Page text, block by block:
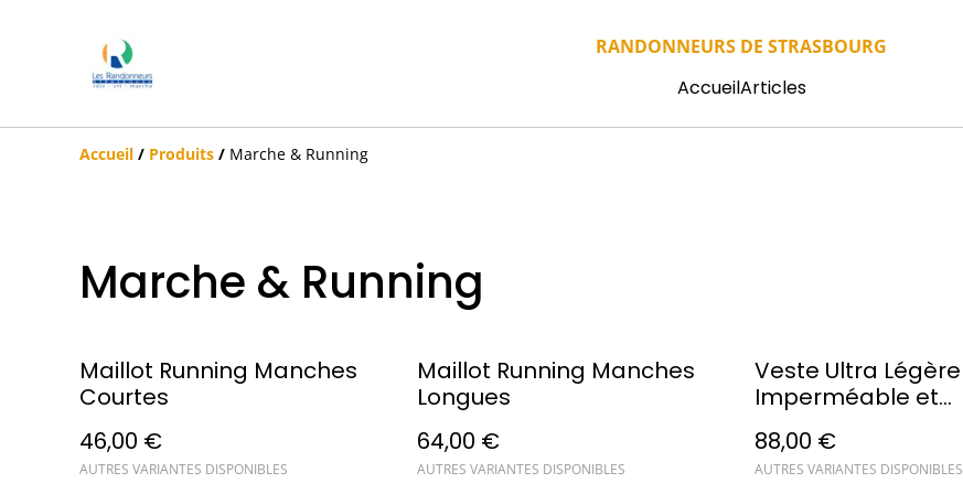
RANDONNEURS DE STRASBOURG
AccueilArticles
Accueil / Produits / Marche & Running
Marche & Running
Maillot Running Manches
Courtes
46,00 €
AUTRES VARIANTES DISPONIBLES
Maillot Running Manches
Longues
64,00 €
AUTRES VARIANTES DISPONIBLES
Veste Ultra Légère
Imperméable et
88,00 €
AUTRES VARIANTES DISPONIBLES